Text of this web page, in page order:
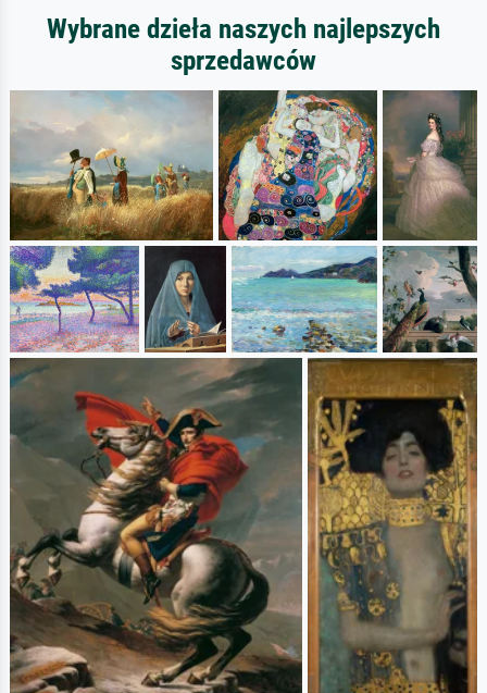
Wybrane dzieła naszych najlepszych
sprzedawców